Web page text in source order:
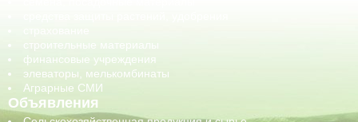
строительные материалы
финансовые учреждения
элеваторы, мелькомбинаты
Аграрные СМИ
Объявления